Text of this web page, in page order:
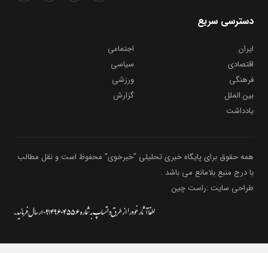
دسترسی سریع
ایران
اجتماعی
اقتصادی
سیاسی
فرهنگی
ورزشی
بین الملل
گزارش
یادداشت
همه حقوق برای پایگاه خبری تحلیلی "خبرخوی" محفوظ است و نقل مطالب
با درج منبع بلامانع می باشد .
طراحی سایت :راست چین